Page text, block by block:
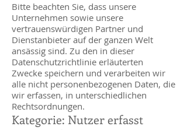
Bitte beachten Sie, dass unsere
Unternehmen sowie unsere
vertrauenswürdigen Partner und
Dienstanbieter auf der ganzen Welt
ansässig sind. Zu den in dieser
Datenschutzrichtlinie erläuterten
Zwecke speichern und verarbeiten wir
alle nicht personenbezogenen Daten, die
wir erfassen, in unterschiedlichen
Rechtsordnungen.
Kategorie: Nutzer erfasst